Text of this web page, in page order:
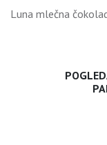
Luna mlečna